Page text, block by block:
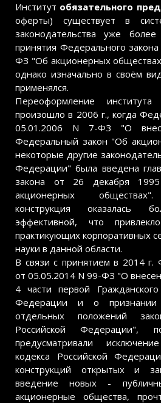
Институт обязательного
оферты) существует в
законодательства уже
принятия Федерального
ФЗ "Об акционерных
однако изначально в своём
применялся.
Переоформление
произошло в 2006 г., когда
05.01.2006 N 7-ФЗ "О
Федеральный закон "Об
некоторые другие
Федерации" была введена
закона от 26 декабря
акционерных обществах".
конструкция оказалась
эффективной, что
практикующих корпоративных
науки в данной области.
В связи с принятием в 2014 г.
от 05.05.2014 N 99-ФЗ "О
4 части первой
Федерации и о признании
отдельных положений
Российской Федерации",
предусматривали
кодекса Российской
конструкций открытых и
введение новых -
акционерные общества,